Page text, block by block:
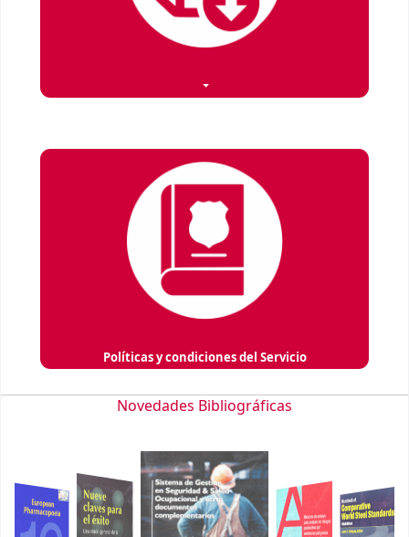
Políticas y condiciones del Servicio
Novedades Bibliográficas